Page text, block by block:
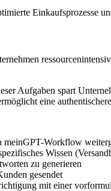
Einkaufsprozesse
Aufgaben spart
eine
meinGPT-Workflow
Wissen
zu generieren
gesendet
mit einer